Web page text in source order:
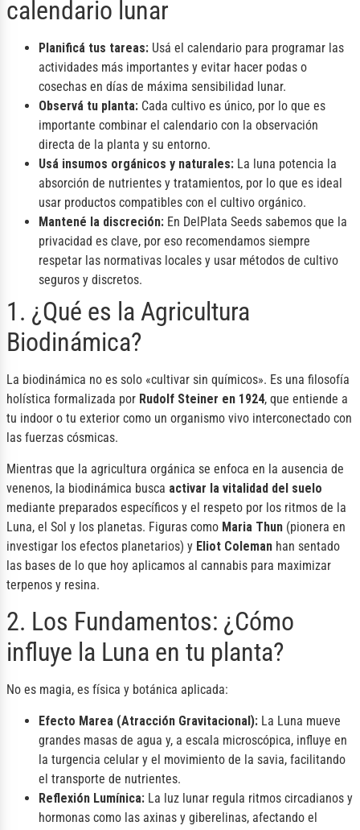
calendario lunar
Planificá tus tareas: Usá el calendario para programar las
actividades más importantes y evitar hacer podas o
cosechas en días de máxima sensibilidad lunar.
Observá tu planta: Cada cultivo es único, por lo que es
importante combinar el calendario con la observación
directa de la planta y su entorno.
Usá insumos orgánicos y naturales: La luna potencia la
absorción de nutrientes y tratamientos, por lo que es ideal
usar productos compatibles con el cultivo orgánico.
Mantené la discreción: En DelPlata Seeds sabemos que la
privacidad es clave, por eso recomendamos siempre
respetar las normativas locales y usar métodos de cultivo
seguros y discretos.
1. ¿Qué es la Agricultura
Biodinámica?
La biodinámica no es solo «cultivar sin químicos». Es una filosofía
holística formalizada por Rudolf Steiner en 1924, que entiende a
tu indoor o tu exterior como un organismo vivo interconectado con
las fuerzas cósmicas.
Mientras que la agricultura orgánica se enfoca en la ausencia de
venenos, la biodinámica busca activar la vitalidad del suelo
mediante preparados específicos y el respeto por los ritmos de la
Luna, el Sol y los planetas. Figuras como Maria Thun (pionera en
investigar los efectos planetarios) y Eliot Coleman han sentado
las bases de lo que hoy aplicamos al cannabis para maximizar
terpenos y resina.
2. Los Fundamentos: ¿Cómo
influye la Luna en tu planta?
No es magia, es física y botánica aplicada:
Efecto Marea (Atracción Gravitacional): La Luna mueve
grandes masas de agua y, a escala microscópica, influye en
la turgencia celular y el movimiento de la savia, facilitando
el transporte de nutrientes.
Reflexión Lumínica: La luz lunar regula ritmos circadianos y
hormonas como las axinas y giberelinas, afectando el